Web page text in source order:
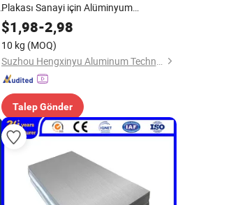
Plakası Sanayi için Alüminyum
Ekstrüzyon Uç Plakası
$1,98-2,98
10 kg (MOQ)
Suzhou Hengxinyu Aluminum Technology Co., Ltd.
Talep Gönder